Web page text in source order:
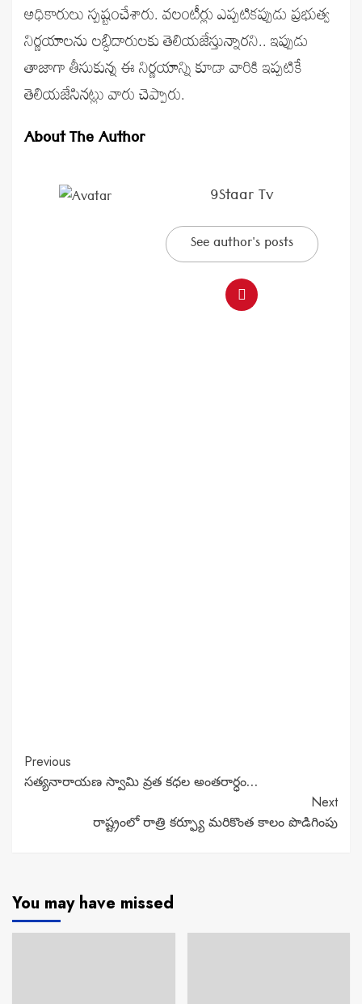
అధికారులు స్పష్టంచేశారు. వలంటీర్లు ఎప్పటికప్పుడు ప్రభుత్వ
నిర్ణయాలను లబ్ధిదారులకు తెలియజేస్తున్నారని.. ఇప్పుడు
తాజాగా తీసుకున్న ఈ నిర్ణయాన్ని కూడా వారికి ఇప్పటికే
తెలియజేసినట్లు వారు చెప్పారు.
About The Author
9Staar Tv
See author's posts
Continue
Reading
Previous
సత్యనారాయణ స్వామి వ్రత కధల అంతరార్ధం…
Next
రాష్ట్రంలో రాత్రి కర్ఫ్యూ మరికొంత కాలం పొడిగింపు
You may have missed